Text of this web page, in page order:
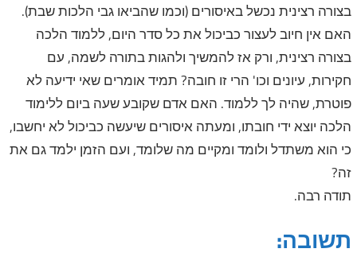
בצורה רצינית נכשל באיסורים (וכמו שהביאו גבי הלכות שבת).
האם אין חיוב לעצור כביכול את כל סדר היום, ללמוד הלכה
בצורה רצינית, ורק אז להמשיך ולהגות בתורה לשמה, עם
חקירות, עיונים וכו' הרי זו חובה? תמיד אומרים שאי ידיעה לא
פוטרת, שהיה לך ללמוד. האם אדם שקובע שעה ביום ללימוד
הלכה יוצא ידי חובתו, ומעתה איסורים שיעשה כביכול לא יחשבו,
כי הוא משתדל ולומד ומקיים מה שלומד, ועם הזמן ילמד גם את
זה?
תודה רבה.
תשובה: